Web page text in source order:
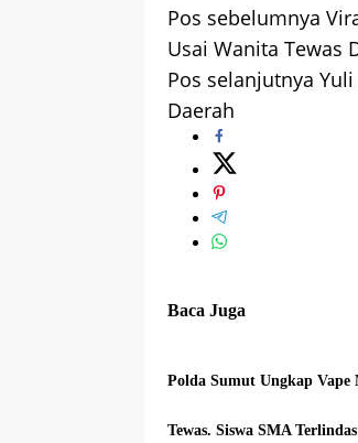
Navigasi
pos
Pos sebelumnya
Usai Wanita Tewas
Pos selanjutnya
Daerah
Baca Juga
Polda Sumut Ungkap Vape
Tewas. Siswa SMA